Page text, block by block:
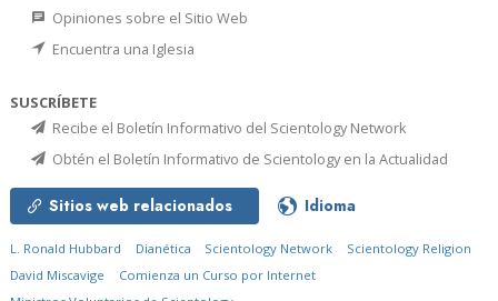
Opiniones sobre el Sitio Web
Encuentra una Iglesia
SUSCRÍBETE
Recibe el Boletín Informativo del Scientology Network
Obtén el Boletín Informativo de Scientology en la Actualidad
Sitios web relacionados Idioma
L. Ronald Hubbard Dianética Scientology Network
Scientology Religion
David Miscavige
Comienza un Curso por Internet